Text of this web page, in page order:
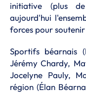
initiative (plus
aujourd'hui
forces pour
Sportifs béarnais
Jérémy Chardy,
Jocelyne Pauly,
région (Élan